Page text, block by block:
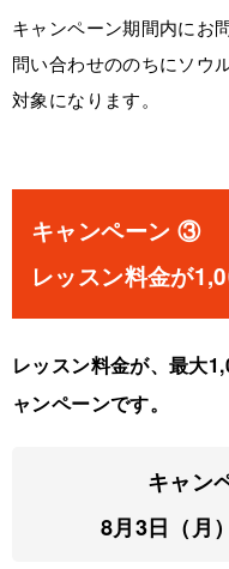
キャンペーン期間内にお
問い合わせののちにソウ
対象になります。
キャンペーン ③
レッスン料金が
レッスン料金が、最大
ャンペーンです。
キャン
8月3日（月